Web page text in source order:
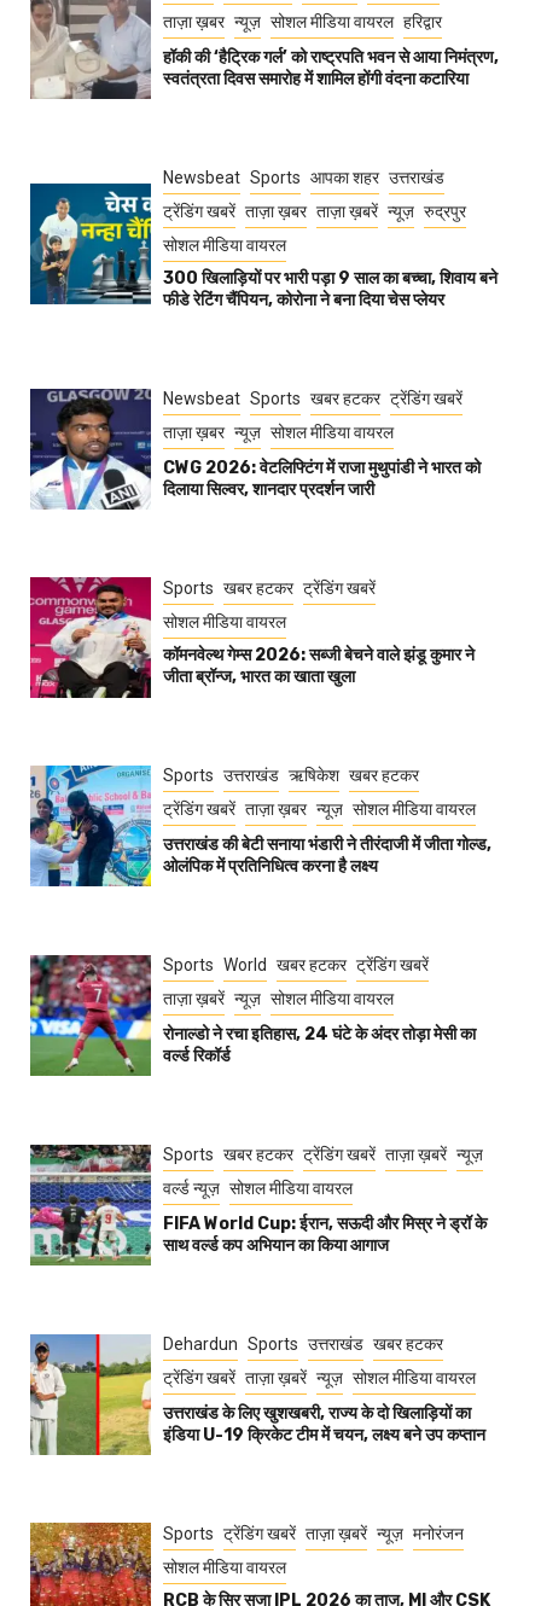
ताज़ा ख़बर न्यूज़ सोशल मीडिया वायरल हरिद्वार
हॉकी की ‘हैट्रिक गर्ल’ को राष्ट्रपति भवन से आया निमंत्रण,
स्वतंत्रता दिवस समारोह में शामिल होंगी वंदना कटारिया
Newsbeat Sports आपका शहर उत्तराखंड
ट्रेंडिंग खबरें ताज़ा ख़बर ताज़ा ख़बरें न्यूज़ रुद्रपुर
सोशल मीडिया वायरल
300 खिलाड़ियों पर भारी पड़ा 9 साल का बच्चा, शिवाय बने
फीडे रेटिंग चैंपियन, कोरोना ने बना दिया चेस प्लेयर
Newsbeat Sports खबर हटकर ट्रेंडिंग खबरें
ताज़ा ख़बर न्यूज़ सोशल मीडिया वायरल
CWG 2026: वेटलिफ्टिंग में राजा मुथुपांडी ने भारत को
दिलाया सिल्वर, शानदार प्रदर्शन जारी
Sports खबर हटकर ट्रेंडिंग खबरें
सोशल मीडिया वायरल
कॉमनवेल्थ गेम्स 2026: सब्जी बेचने वाले झंडू कुमार ने
जीता ब्रॉन्ज, भारत का खाता खुला
Sports उत्तराखंड ऋषिकेश खबर हटकर
ट्रेंडिंग खबरें ताज़ा ख़बर न्यूज़ सोशल मीडिया वायरल
उत्तराखंड की बेटी सनाया भंडारी ने तीरंदाजी में जीता गोल्ड,
ओलंपिक में प्रतिनिधित्व करना है लक्ष्य
Sports World खबर हटकर ट्रेंडिंग खबरें
ताज़ा ख़बरें न्यूज़ सोशल मीडिया वायरल
रोनाल्डो ने रचा इतिहास, 24 घंटे के अंदर तोड़ा मेसी का
वर्ल्ड रिकॉर्ड
Sports खबर हटकर ट्रेंडिंग खबरें ताज़ा ख़बरें न्यूज़
वर्ल्ड न्यूज़ सोशल मीडिया वायरल
FIFA World Cup: ईरान, सऊदी और मिस्र ने ड्रॉ के
साथ वर्ल्ड कप अभियान का किया आगाज
Dehardun Sports उत्तराखंड खबर हटकर
ट्रेंडिंग खबरें ताज़ा ख़बरें न्यूज़ सोशल मीडिया वायरल
उत्तराखंड के लिए खुशखबरी, राज्य के दो खिलाड़ियों का
इंडिया U-19 क्रिकेट टीम में चयन, लक्ष्य बने उप कप्तान
Sports ट्रेंडिंग खबरें ताज़ा ख़बरें न्यूज़ मनोरंजन
सोशल मीडिया वायरल
RCB के सिर सजा IPL 2026 का ताज, MI और CSK